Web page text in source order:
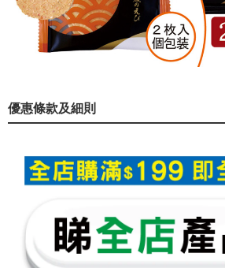
優惠條款及細則